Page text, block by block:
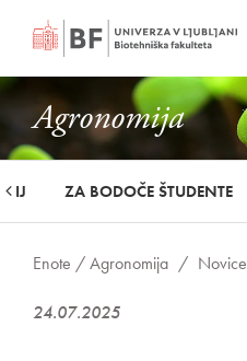
Agronomija
ZA BODOČE ŠTUDENTE
Enote /Agronomija / Novice
24.07.2025